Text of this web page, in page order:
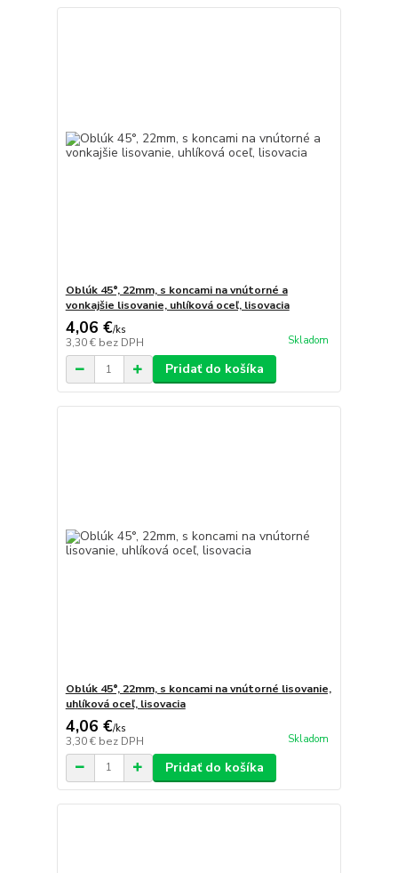
Oblúk 45°, 22mm, s koncami na vnútorné a
vonkajšie lisovanie, uhlíková oceľ, lisovacia
4,06 €/ks
3,30 € bez DPH Skladom
Pridať do košíka
Oblúk 45°, 22mm, s koncami na vnútorné lisovanie,
uhlíková oceľ, lisovacia
4,06 €/ks
3,30 € bez DPH Skladom
Pridať do košíka